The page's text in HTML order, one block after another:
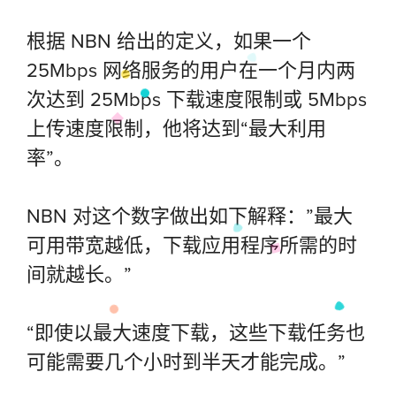
根据 NBN 给出的定义，如果一个
25Mbps 网络服务的用户在一个月内两
次达到 25Mbps 下载速度限制或 5Mbps
上传速度限制，他将达到“最大利用
率”。
NBN 对这个数字做出如下解释：”最大
可用带宽越低，下载应用程序所需的时
间就越长。”
“即使以最大速度下载，这些下载任务也
可能需要几个小时到半天才能完成。”